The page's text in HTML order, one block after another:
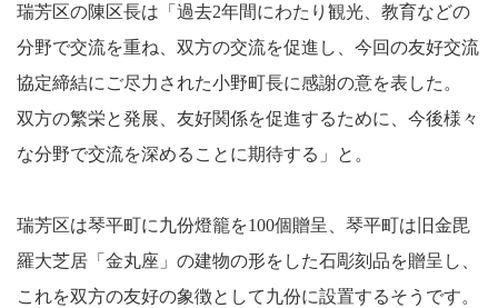
瑞芳区の陳区長は「過去2年間にわたり観光、教育などの
分野で交流を重ね、双方の交流を促進し、今回の友好交流
協定締結にご尽力された小野町長に感謝の意を表した。
双方の繁栄と発展、友好関係を促進するために、今後様々
な分野で交流を深めることに期待する」と。
瑞芳区は琴平町に九份燈籠を100個贈呈、琴平町は旧金毘
羅大芝居「金丸座」の建物の形をした石彫刻品を贈呈し、
これを双方の友好の象徴として九份に設置するそうです。